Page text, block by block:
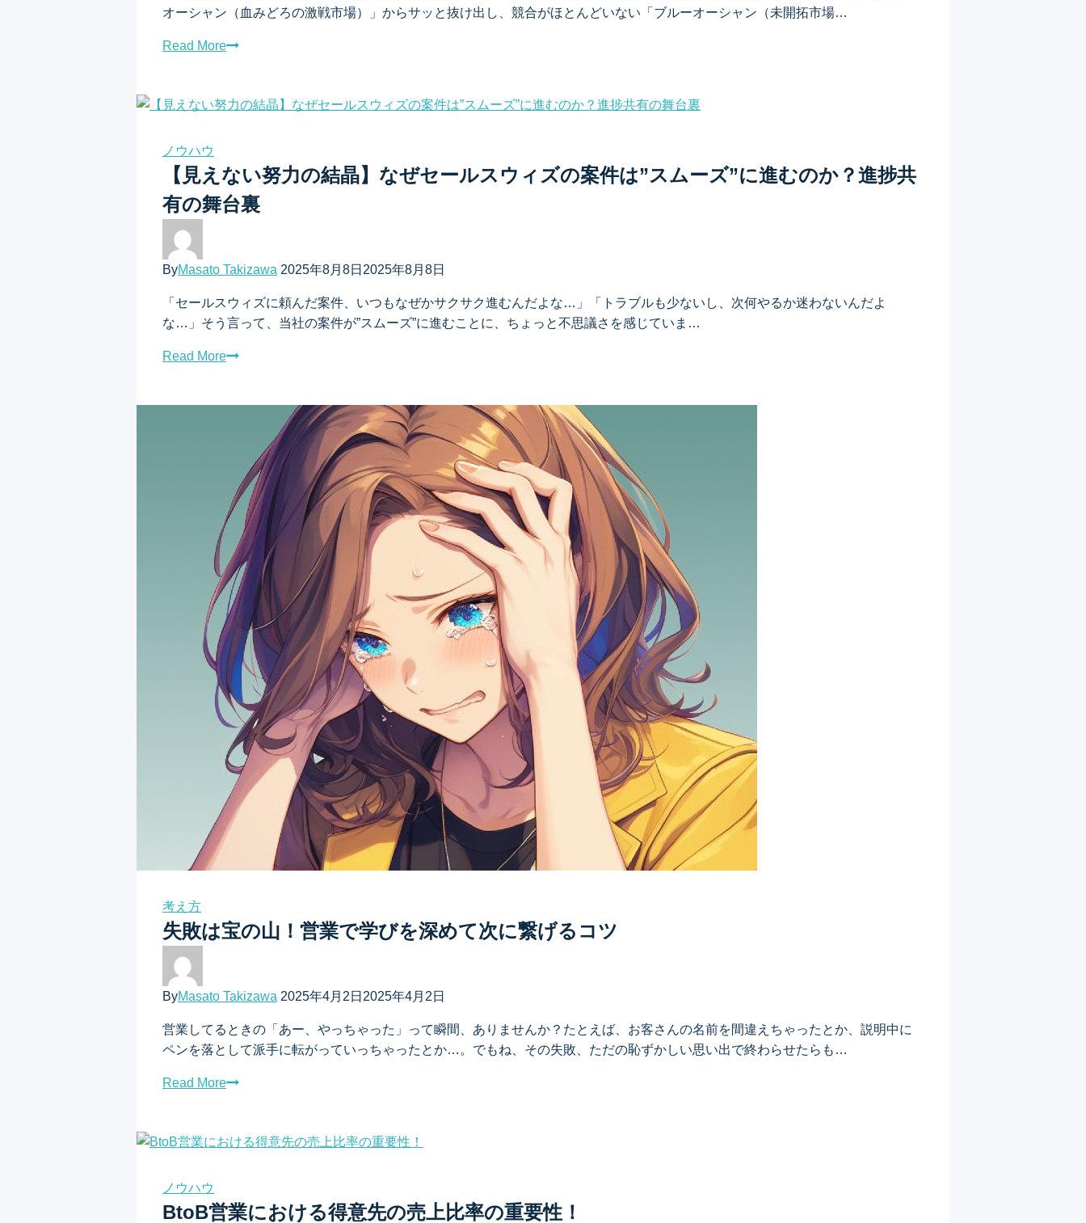
オーシャン（血みどろの激戦市場）」からサッと抜け出し、競合がほとんどいない「ブルーオーシャン（未開拓市場…
Read More
ノウハウ
【見えない努力の結晶】なぜセールスウィズの案件は”スムーズ”に進むのか？進捗共
有の舞台裏
ByMasato Takizawa 2025年8月8日 2025年8月8日
「セールスウィズに頼んだ案件、いつもなぜかサクサク進むんだよな…」「トラブルも少ないし、次何やるか迷わないんだよ
な…」そう言って、当社の案件が”スムーズ”に進むことに、ちょっと不思議さを感じていま…
Read More
考え方
失敗は宝の山！営業で学びを深めて次に繋げるコツ
ByMasato Takizawa 2025年4月2日 2025年4月2日
営業してるときの「あー、やっちゃった」って瞬間、ありませんか？たとえば、お客さんの名前を間違えちゃったとか、説明中に
ペンを落として派手に転がっていっちゃったとか…。でもね、その失敗、ただの恥ずかしい思い出で終わらせたらも…
Read More
ノウハウ
BtoB営業における得意先の売上比率の重要性！